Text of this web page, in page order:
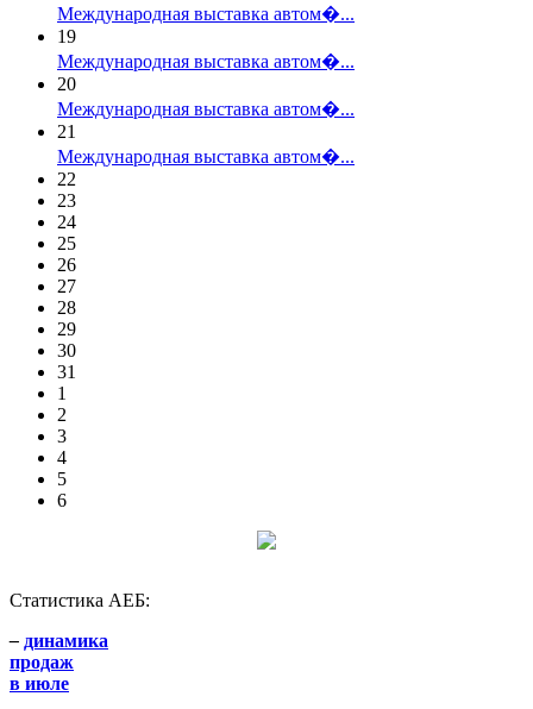
Международная выставка автом�...
19
Международная выставка автом�...
20
Международная выставка автом�...
21
Международная выставка автом�...
22
23
24
25
26
27
28
29
30
31
1
2
3
4
5
6
Статистика АЕБ:
– динамика
продаж
в июле